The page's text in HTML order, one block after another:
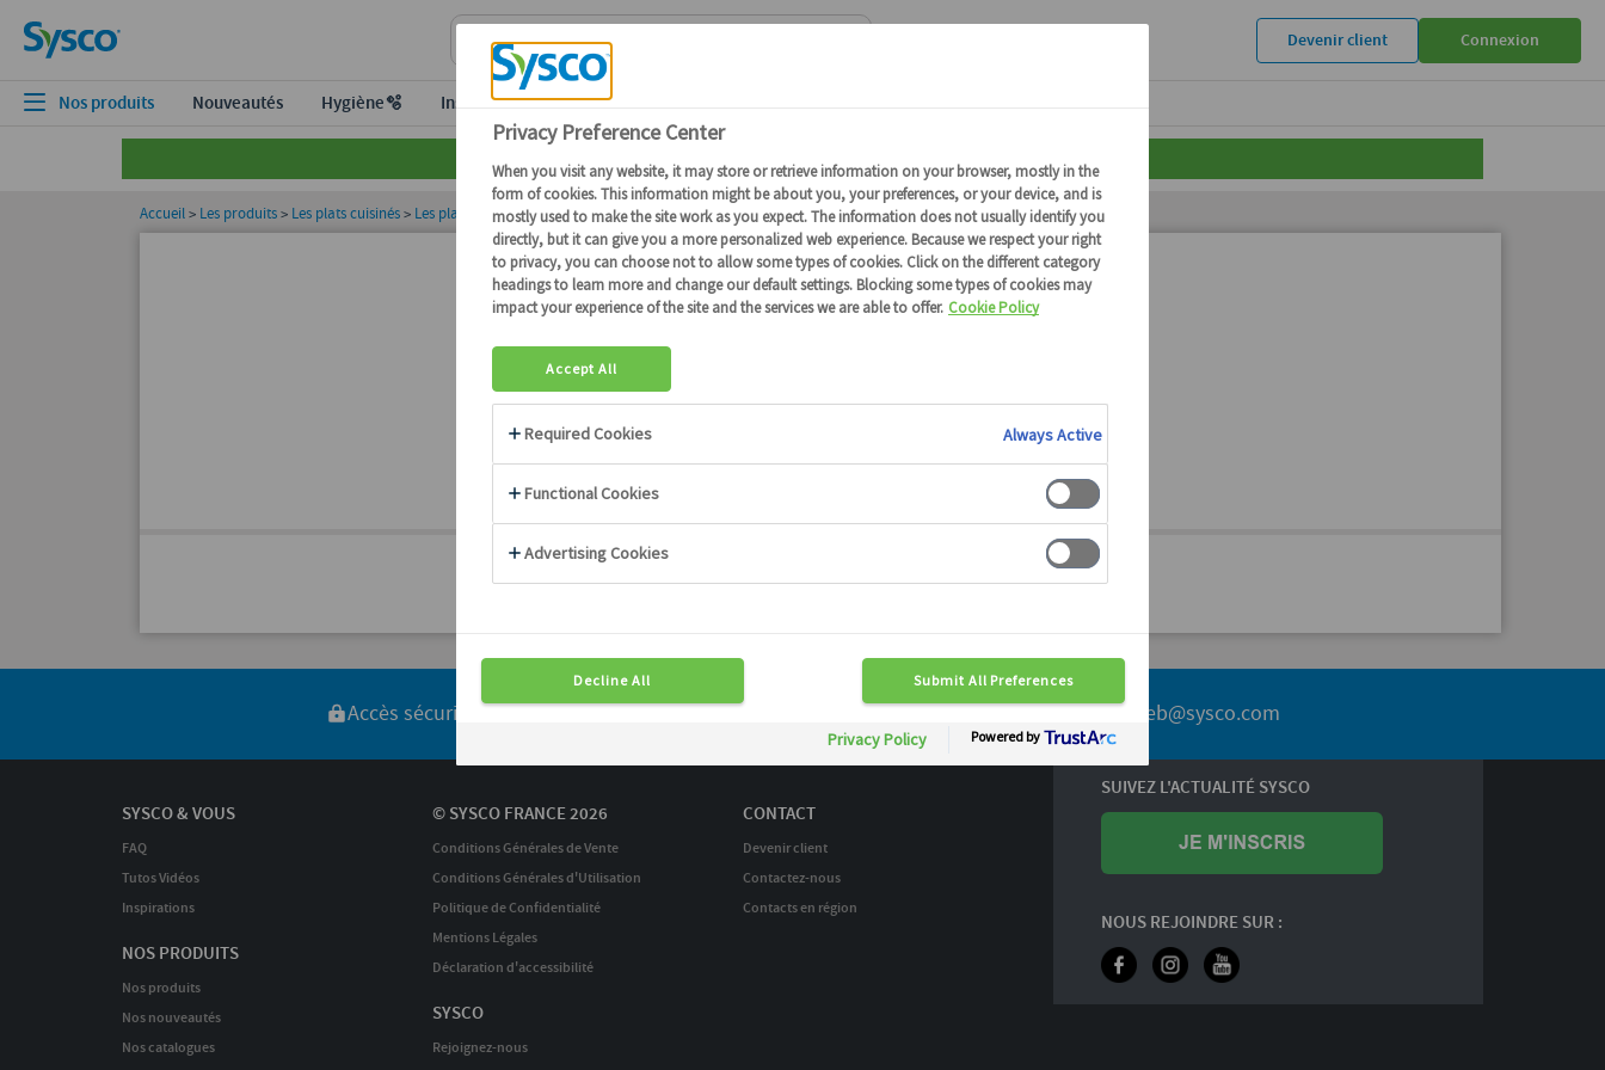
Devenir client Connexion
Nos produits Nouveautés Hygiène🫧 Inspiration
Connectez-vous devenez client pour obtenir plus de détails
Accueil> Les produits> Les plats cuisinés> Les plats santé Carte Santé Restauration >Les plats 3 composantes
Nous sommes désolés, aucun résultat trouvé pour"*"
Continuer mes achats
Accès sécurisé Livraison en 24 H Commande rapide 7J/7 04 72 20 23 23 service.web@sysco.com
SYSCO & VOUS
FAQ
Tutos Vidéos
Inspirations
NOS PRODUITS
Nos produits
Nos nouveautés
Nos catalogues
© SYSCO FRANCE 2026
Conditions Générales de Vente
Conditions Générales d'Utilisation
Politique de Confidentialité
Mentions Légales
Déclaration d'accessibilité
SYSCO
Rejoignez-nous
CONTACT
Devenir client
Contactez-nous
Contacts en région
SUIVEZ L'ACTUALITÉ SYSCO
NOUS REJOINDRE SUR :